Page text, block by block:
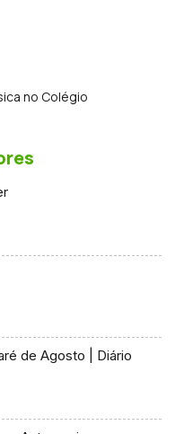
no Colégio
de Agosto | Diário